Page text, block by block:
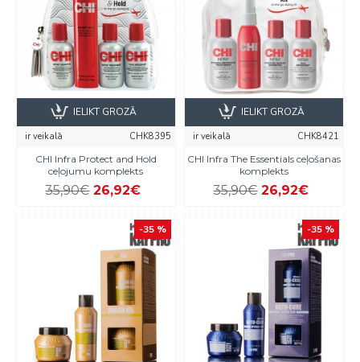
ir veikalā
CHK8395
CHI Infra Protect and Hold
ceļojumu komplekts
35,90€ 26,92€
IELIKT GROZĀ
ir veikalā
CHK8421
CHI Infra The Essentials ceļošanas
komplekts
35,90€ 26,92€
IELIKT GROZĀ
-35 % -35 %